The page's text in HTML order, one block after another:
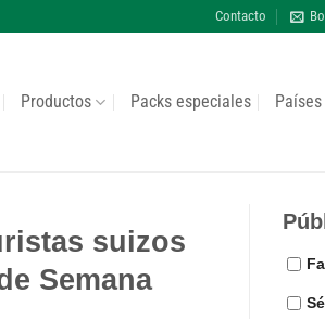
Contacto
Productos Packs especiales
suizos
Semana